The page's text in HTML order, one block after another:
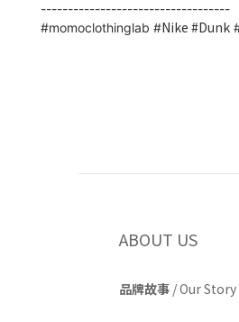
-----------------------------------
#momoclothinglab #Nike #Dunk
ABOUT US
品牌故事 /Our Story